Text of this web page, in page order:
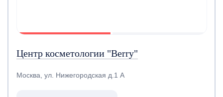
Центр косметологии "Berry"
Москва, ул. Нижегородская д.1 А